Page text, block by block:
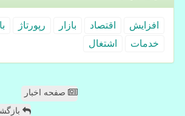
افزایش اقتصاد بازار رپورتاژ
خدمات
اشتغال
صفحه اخبار